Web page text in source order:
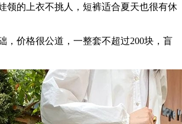
领的上衣不挑人，短裤适合夏天也很有休
价格很公道，一整套不超过200块，盲